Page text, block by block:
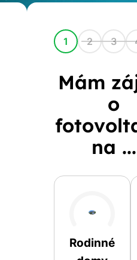
1 2 3
Mám
o
na ...
Rodinné